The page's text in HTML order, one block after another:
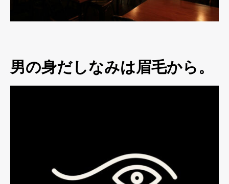
男の身だしなみは眉毛から。